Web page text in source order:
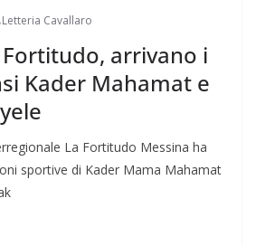
Letteria Cavallaro
Fortitudo, arrivano i
Kader Mahamat e
La Fortitudo Messina ha
sportive di Kader Mama Mahamat